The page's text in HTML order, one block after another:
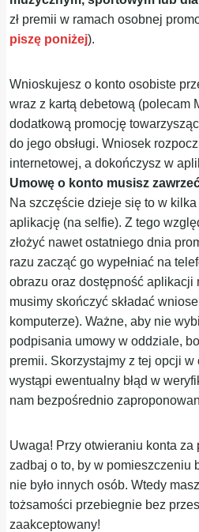
zł premii w ramach osobnej
piszę poniżej).
Wnioskujesz o konto osobiste
wraz z kartą debetową (polecam
dodatkową promocję
do jego obsługi. Wniosek
internetowej, a dokończysz w
Umowę o konto musisz
Na szczęście dzieje się to w
aplikację (na selfie). Z tego
złożyć nawet ostatniego dnia
razu zacząć go wypełniać na
obrazu oraz dostępność aplikacji
musimy skończyć składać
komputerze). Ważne, aby nie
podpisania umowy w oddziale,
premii. Skorzystajmy z tej opcji
wystąpi ewentualny błąd w
nam bezpośrednio
Uwaga! Przy otwieraniu konta za
zadbaj o to, by w pomieszczeniu
nie było innych osób. Wtedy
tożsamości przebiegnie bez
zaakceptowany!